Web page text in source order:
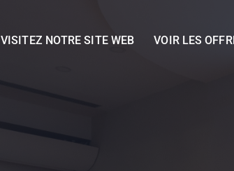
VISITEZ NOTRE SITE WEB VOIR LES